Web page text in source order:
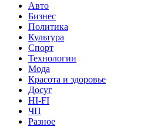
Свежие
новости,
анонсы,
интервью,
репортаж
Авто
Бизнес
Политика
Культура
Спорт
Технологии
Мода
Красота и здоровье
Досуг
HI-FI
ЧП
Разное